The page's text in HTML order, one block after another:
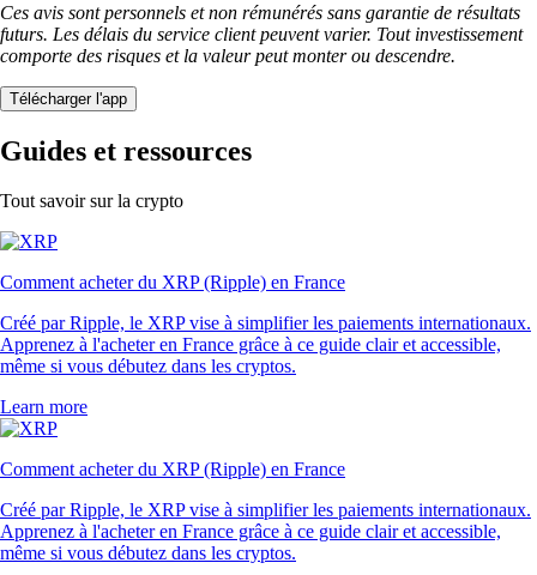
Ces avis sont personnels et non rémunérés sans garantie de résultats
futurs. Les délais du service client peuvent varier. Tout investissement
comporte des risques et la valeur peut monter ou descendre.
Télécharger l'app
Guides et ressources
Tout savoir sur la crypto
Comment acheter du XRP (Ripple) en France
Créé par Ripple, le XRP vise à simplifier les paiements internationaux.
Apprenez à l'acheter en France grâce à ce guide clair et accessible,
même si vous débutez dans les cryptos.
Learn more
Comment acheter du XRP (Ripple) en France
Créé par Ripple, le XRP vise à simplifier les paiements internationaux.
Apprenez à l'acheter en France grâce à ce guide clair et accessible,
même si vous débutez dans les cryptos.